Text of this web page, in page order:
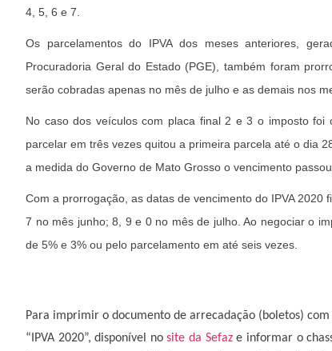
4, 5, 6 e 7.
Os parcelamentos do IPVA dos meses anteriores,
Procuradoria Geral do Estado (PGE), também foram
serão cobradas apenas no mês de julho e as demais nos
No caso dos veículos com placa final 2 e 3 o imposto
parcelar em três vezes quitou a primeira parcela até o dia
a medida do Governo de Mato Grosso o vencimento
Com a prorrogação, as datas de vencimento do IPVA
7 no mês junho; 8, 9 e 0 no mês de julho. Ao negociar o
de 5% e 3% ou pelo parcelamento em até seis vezes.
Para imprimir o documento de arrecadação (boletos)
“IPVA 2020”, disponível nosite da Sefaze informar o